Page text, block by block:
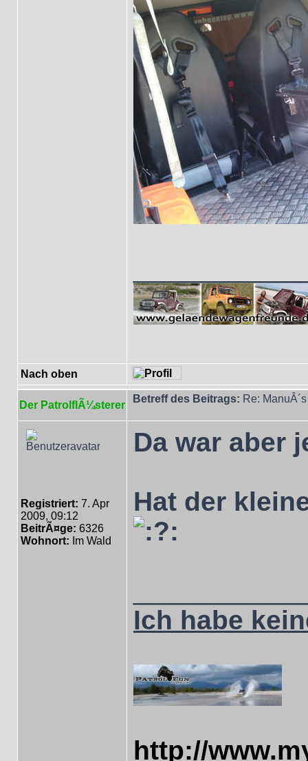
Nach oben
Der PatrolflÃ¼sterer
Betreff des Beitrags: Re:
Registriert: 7. Apr
2009, 09:12
BeitrÃ¤ge: 6326
Wohnort: Im Wald
Da war aber
Hat der
Ich habe
http://